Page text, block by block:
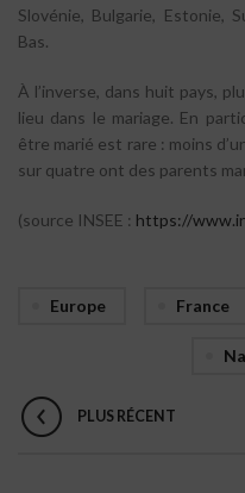
Slovénie, Bulgarie, Estonie,
Bas.
À l’inverse, dans huit pays,
lieu dans le mariage. En
être marié est rare : moins
sur quatre ont des parents
(source INSEE : https://
Europe France
PLUS RÉCENT